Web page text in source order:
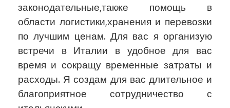
законодательные,также помощь в
области логистики,хранения и перевозки
по лучшим ценам. Для вас я организую
встречи в Италии в удобное для вас
время и сокращу временные затраты и
расходы. Я создам для вас длительное и
благоприятное сотрудничество с